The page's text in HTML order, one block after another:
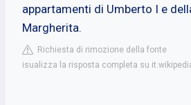
appartamenti di Umberto I e
Margherita.
Richiesta di rimozione della fonte
isualizza la risposta completa su